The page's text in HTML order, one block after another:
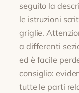
seguito la
le istruzioni
griglie.
a differenti
ed è facile
consiglio:
tutte le parti